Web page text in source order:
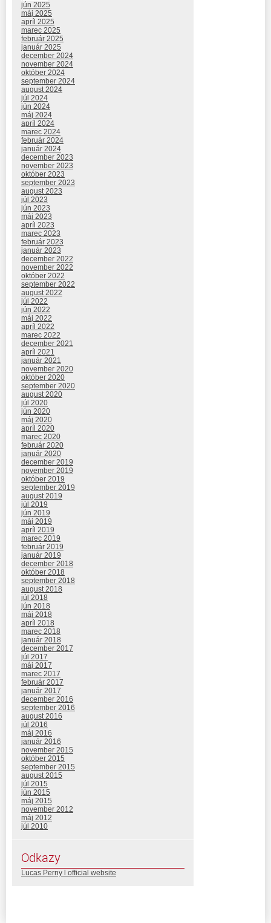
jún 2025
máj 2025
apríl 2025
marec 2025
február 2025
január 2025
december 2024
november 2024
október 2024
september 2024
august 2024
júl 2024
jún 2024
máj 2024
apríl 2024
marec 2024
február 2024
január 2024
december 2023
november 2023
október 2023
september 2023
august 2023
júl 2023
jún 2023
máj 2023
apríl 2023
marec 2023
február 2023
január 2023
december 2022
november 2022
október 2022
september 2022
august 2022
júl 2022
jún 2022
máj 2022
apríl 2022
marec 2022
december 2021
apríl 2021
január 2021
november 2020
október 2020
september 2020
august 2020
júl 2020
jún 2020
máj 2020
apríl 2020
marec 2020
február 2020
január 2020
december 2019
november 2019
október 2019
september 2019
august 2019
júl 2019
jún 2019
máj 2019
apríl 2019
marec 2019
február 2019
január 2019
december 2018
október 2018
september 2018
august 2018
júl 2018
jún 2018
máj 2018
apríl 2018
marec 2018
január 2018
december 2017
júl 2017
máj 2017
marec 2017
február 2017
január 2017
december 2016
september 2016
august 2016
júl 2016
máj 2016
január 2016
november 2015
október 2015
september 2015
august 2015
júl 2015
jún 2015
máj 2015
november 2012
máj 2012
júl 2010
Odkazy
Lucas Perny l official website